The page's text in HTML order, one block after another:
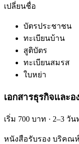
เปลี่ยนชื่อ
บัตรประชาชน
ทะเบียนบ้าน
สูติบัตร
ทะเบียนสมรส
ใบหย่า
เอกสารธุรกิจและอ
เริ่ม 700 บาท · 2–3 วั
หนังสือรับรอง บริคณ